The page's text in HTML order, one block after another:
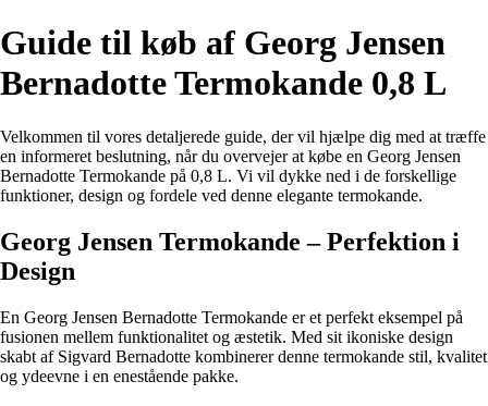
Guide til køb af Georg Jensen
Bernadotte Termokande 0,8 L
Velkommen til vores detaljerede guide, der vil hjælpe dig med at træffe
en informeret beslutning, når du overvejer at købe en Georg Jensen
Bernadotte Termokande på 0,8 L. Vi vil dykke ned i de forskellige
funktioner, design og fordele ved denne elegante termokande.
Georg Jensen Termokande – Perfektion i
Design
En Georg Jensen Bernadotte Termokande er et perfekt eksempel på
fusionen mellem funktionalitet og æstetik. Med sit ikoniske design
skabt af Sigvard Bernadotte kombinerer denne termokande stil, kvalitet
og ydeevne i en enestående pakke.